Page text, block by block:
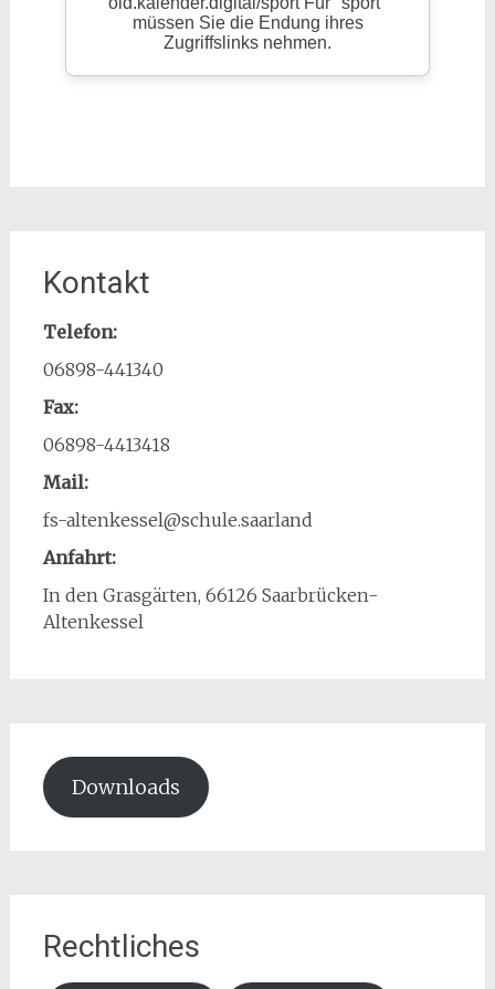
Kontakt
Telefon:
06898-441340
Fax:
06898-4413418
Mail:
fs-altenkessel@schule.saarland
Anfahrt:
In den Grasgärten, 66126 Saarbrücken-
Altenkessel
Downloads
Rechtliches